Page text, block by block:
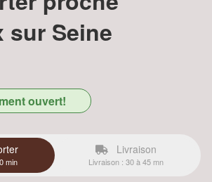
sur Seine
ouvert!
min
Livraison
Livraison : 30 à 45 mn